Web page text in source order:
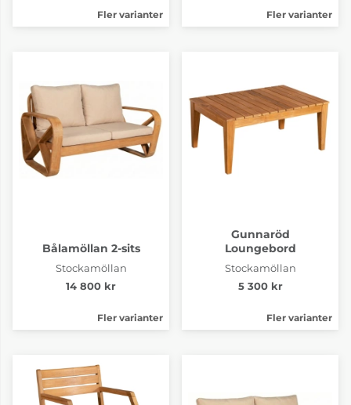
Fler varianter Fler varianter
Bålamöllan 2-sits
Stockamöllan
14 800 kr
Fler varianter
Gunnaröd
Loungebord
Stockamöllan
5 300 kr
Fler varianter